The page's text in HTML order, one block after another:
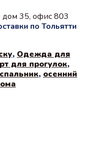
дом 35, офис 803
по Тольятти
, Одежда для
для прогулок,
, осенний